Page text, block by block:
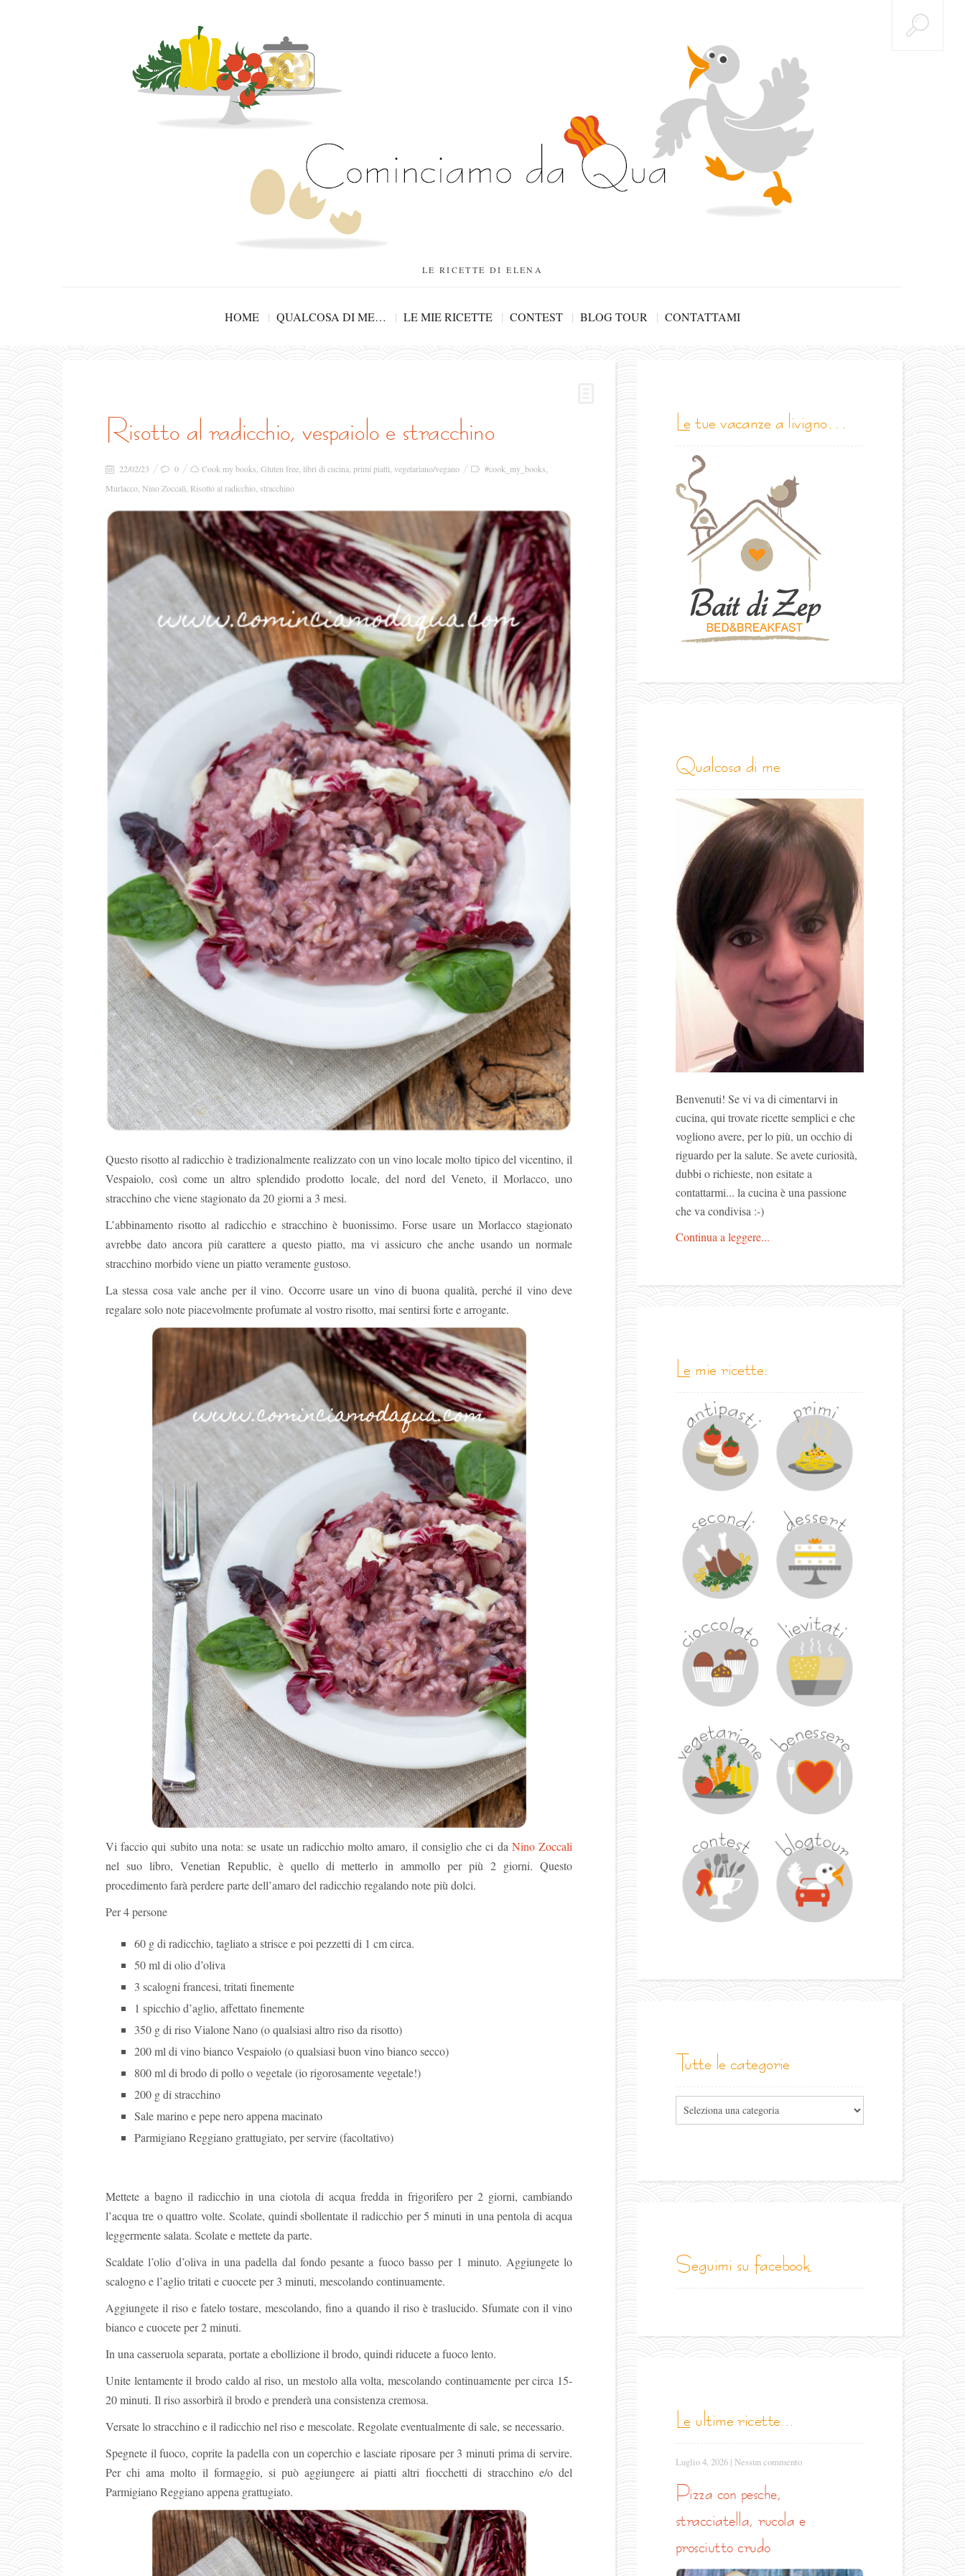
LE RICETTE DI ELENA
HOME QUALCOSA DI ME… LE MIE RICETTE CONTEST BLOG TOUR CONTATTAMI
risotto al radicchio, vespaiolo e stracchino
22/02/23 0 Cook my books Gluten free libri di cucina primi piatti vegetariano/vegano #cook_my_books
Murlacco Nino Zoccali Risotto al radicchio stracchino
Questo risotto al radicchio è tradizionalmente realizzato con un vino locale molto tipico del vicentino, il
Vespaiolo, così come un altro splendido prodotto locale, del nord del Veneto, il Morlacco, uno
stracchino che viene stagionato da 20 giorni a 3 mesi.
L’abbinamento risotto al radicchio e stracchino è buonissimo. Forse usare un Morlacco stagionato
avrebbe dato ancora più carattere a questo piatto, ma vi assicuro che anche usando un normale
stracchino morbido viene un piatto veramente gustoso.
La stessa cosa vale anche per il vino. Occorre usare un vino di buona qualità, perché il vino deve
regalare solo note piacevolmente profumate al vostro risotto, mai sentirsi forte e arrogante.
Vi faccio qui subito una nota: se usate un radicchio molto amaro, il consiglio che ci da Nino Zoccali
nel suo libro, Venetian Republic, è quello di metterlo in ammollo per più 2 giorni. Questo
procedimento farà perdere parte dell’amaro del radicchio regalando note più dolci.
Per 4 persone
60 g di radicchio, tagliato a strisce e poi pezzetti di 1 cm circa.
50 ml di olio d’oliva
3 scalogni francesi, tritati finemente
1 spicchio d’aglio, affettato finemente
350 g di riso Vialone Nano (o qualsiasi altro riso da risotto)
200 ml di vino bianco Vespaiolo (o qualsiasi buon vino bianco secco)
800 ml di brodo di pollo o vegetale (io rigorosamente vegetale!)
200 g di stracchino
Sale marino e pepe nero appena macinato
Parmigiano Reggiano grattugiato, per servire (facoltativo)
Mettete a bagno il radicchio in una ciotola di acqua fredda in frigorifero per 2 giorni, cambiando
l’acqua tre o quattro volte. Scolate, quindi sbollentate il radicchio per 5 minuti in una pentola di acqua
leggermente salata. Scolate e mettete da parte.
Scaldate l’olio d’oliva in una padella dal fondo pesante a fuoco basso per 1 minuto. Aggiungete lo
scalogno e l’aglio tritati e cuocete per 3 minuti, mescolando continuamente.
Aggiungete il riso e fatelo tostare, mescolando, fino a quando il riso è traslucido. Sfumate con il vino
bianco e cuocete per 2 minuti.
In una casseruola separata, portate a ebollizione il brodo, quindi riducete a fuoco lento.
Unite lentamente il brodo caldo al riso, un mestolo alla volta, mescolando continuamente per circa 15-
20 minuti. Il riso assorbirà il brodo e prenderà una consistenza cremosa.
Versate lo stracchino e il radicchio nel riso e mescolate. Regolate eventualmente di sale, se necessario.
Spegnete il fuoco, coprite la padella con un coperchio e lasciate riposare per 3 minuti prima di servire.
Per chi ama molto il formaggio, si può aggiungere ai piatti altri fiocchetti di stracchino e/o del
Parmigiano Reggiano appena grattugiato.
le tue vacanze a livigno…
qualcosa di me
Benvenuti! Se vi va di cimentarvi in
cucina, qui trovate ricette semplici e che
vogliono avere, per lo più, un occhio di
riguardo per la salute. Se avete curiosità,
dubbi o richieste, non esitate a
contattarmi... la cucina è una passione
che va condivisa :-)
Continua a leggere...
le mie ricette:
tutte le categorie
seguimi su facebook
le ultime ricette...
Luglio 4, 2026 | Nessun commento
pizza con pesche,
stracciatella, rucola e
prosciutto crudo